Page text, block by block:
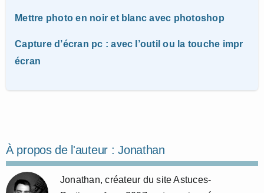
Mettre photo en noir et blanc avec photoshop
Capture d’écran pc : avec l’outil ou la touche impr
écran
À propos de l'auteur :Jonathan
Jonathan, créateur du site Astuces-